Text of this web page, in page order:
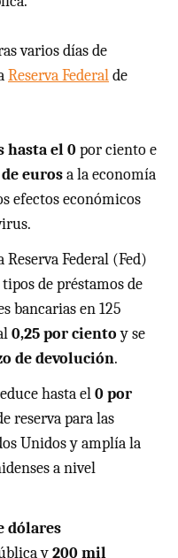
varios días de
Reserva Federalde
hasta el 0por ciento e
eurosa la economía
efectos económicos
Reserva Federal (Fed)
de préstamos de
bancarias en 125
0,25 por cientoy se
de devolución.
hasta el0 por
reserva para las
Unidos y amplía la
a nivel
dólares
y200 mil